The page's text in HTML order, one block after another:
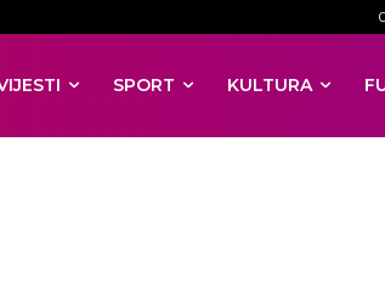
SPORT KULTURA